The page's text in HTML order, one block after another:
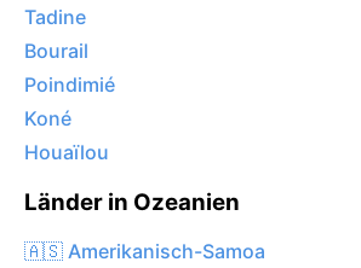
Tadine
Bourail
Poindimié
Koné
Houaïlou
Länder in Ozeanien
🇦🇸 Amerikanisch-Samoa